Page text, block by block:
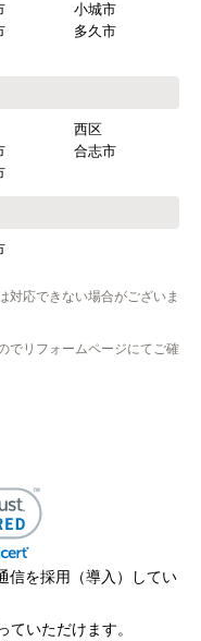
小城市
多久市
西区
合志市
応できない場合がございま
でリフォームページにてご確
信を採用（導入）してい
ていただけます。